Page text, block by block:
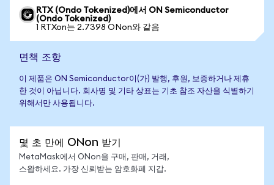
RTX (Ondo Tokenized)에서 ON Semiconductor
(Ondo Tokenized)
1 RTXon는 2.7398 ONon와 같음
면책 조항
이 제품은 ON Semiconductor이(가) 발행, 후원, 보증하거나 제휴
한 것이 아닙니다. 회사명 및 기타 상표는 기초 참조 자산을 식별하기
위해서만 사용됩니다.
몇 초 만에 ONon 받기
MetaMask에서 ONon을 구매, 판매, 거래,
스왑하세요. 가장 신뢰받는 암호화폐 지갑.